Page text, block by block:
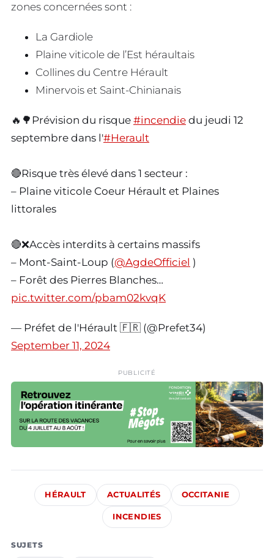
zones concernées sont :
La Gardiole
Plaine viticole de l’Est héraultais
Collines du Centre Hérault
Minervois et Saint-Chinianais
🔥🌳Prévision du risque #incendie du jeudi 12
septembre dans l'#Herault
🔴Risque très élevé dans 1 secteur :
– Plaine viticole Coeur Hérault et Plaines
littorales
🔴❌Accès interdits à certains massifs
– Mont-Saint-Loup (@AgdeOfficiel )
– Forêt des Pierres Blanches…
pic.twitter.com/pbam02kvqK
— Préfet de l'Hérault 🇫🇷 (@Prefet34)
September 11, 2024
PUBLICITÉ
HÉRAULT ACTUALITÉS OCCITANIE
INCENDIES
SUJETS